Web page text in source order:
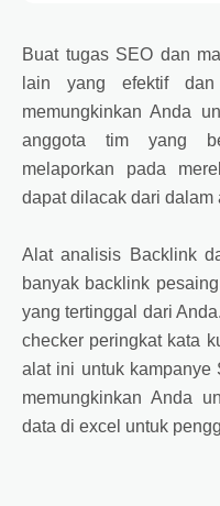
Buat tugas SEO dan
lain yang efektif
memungkinkan Anda
anggota tim yang
melaporkan pada
dapat dilacak dari dalam
Alat analisis Backlink
banyak backlink
yang tertinggal dari
checker peringkat kata
alat ini untuk kampanye
memungkinkan Anda
data di excel untuk